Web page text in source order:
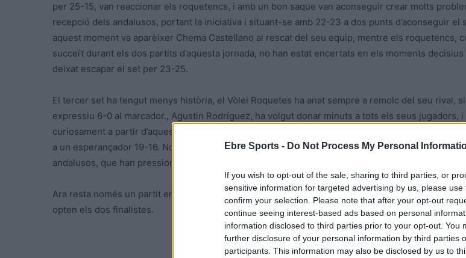
Ebre Sports - Do Not Process My Personal
If you wish to opt-out of the sale, sharing to third parties, or
sensitive information for targeted advertising by us, please
confirm your selection. Please note that after your opt-out
continue seeing interest-based ads based on personal
information disclosed to third parties prior to your opt-out. You
further disclosure of your personal information by third parties
participants. This information may also be disclosed by us to
per 25-15, van reaccionar els roquetencs, i amb un bon saque van aconseguir crear molts
recepció dels andalusos, portant la iniciativa i situant-se amb 22-23 a dos punts d’aconseguir el
aquest moment va aparèixer Chema Castellano al rescat del seu equip, mentre els roquetencs,
succeït durant els dos partits d’aquesta jornada, no han estat encertats en els moments decisius
deixat escapar el set per 23-25.
El tercer set ha tengut menys història, el Vòlei Roquetes ha anat sempre a remolc del seu rival,
expressiu 6-0 al marcador., Agustin Rodríguez, ha volgut donar minuts a tots els seus jugadors, i
curiosament a partir d’aquest moment s’ha produït una reacció, que els ha permès reduir
a un esperançador 19-16. Només ha estat un miratge, el temps mort local, ha servit d’avis per als
andalusos, que han pressionat i amb un remat de Chema Castellano han tancat el set i el partit.
Ara resta només un partit en la lluita per la quinta plaça, però sense possibilitats d’ascens al qual
opten els dos finalistes.